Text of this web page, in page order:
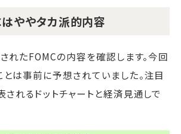
ややタカ派的内容
れたFOMCの内容を確認します。今回
は事前に予想されていました。注目
れるドットチャートと経済見通しで